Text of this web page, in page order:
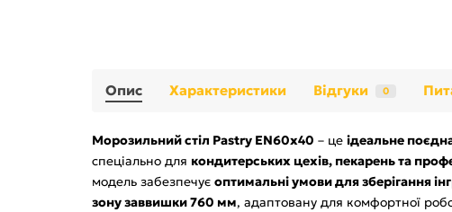
Опис Характеристики Відгуки 0
Морозильний стіл Pastry EN60x40 – це ідеальне
спеціально для кондитерських цехів, пекарень та
модель забезпечує оптимальні умови для зберігання
зону заввишки 760 мм, адаптовану для комфортної